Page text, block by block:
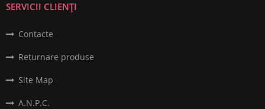
SERVICII CLIENȚI
Contacte
Returnare produse
Site Map
A.N.P.C.